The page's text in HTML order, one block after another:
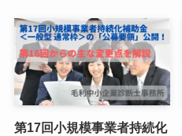
第17回小規模事業者持続化